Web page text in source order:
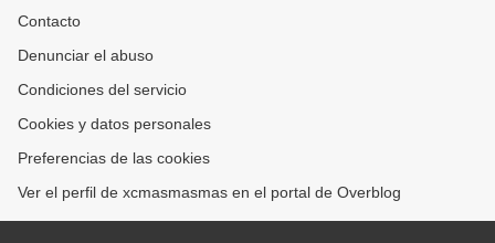
Contacto
Denunciar el abuso
Condiciones del servicio
Cookies y datos personales
Preferencias de las cookies
Ver el perfil de xcmasmasmas en el portal de Overblog